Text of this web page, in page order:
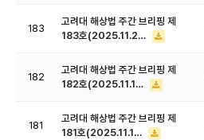
183
고려대 해상법 주간 브리핑 제
183호(2025.11.2…
182
고려대 해상법 주간 브리핑 제
182호(2025.11.1…
181
고려대 해상법 주간 브리핑 제
181호(2025.11.1…